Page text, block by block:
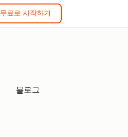
무료로 시작하기
블로그